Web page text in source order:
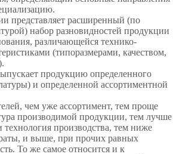
представляет расширенный (по
набор разновидностей продукции
различающейся технико-
(типоразмерами, качеством,
продукцию определенного
и определенной ассортиментной
чем уже ассортимент, тем проще
производимой продукции, тем лучше
производства, тем ниже
и выше, при прочих равных
То же самое относится и к